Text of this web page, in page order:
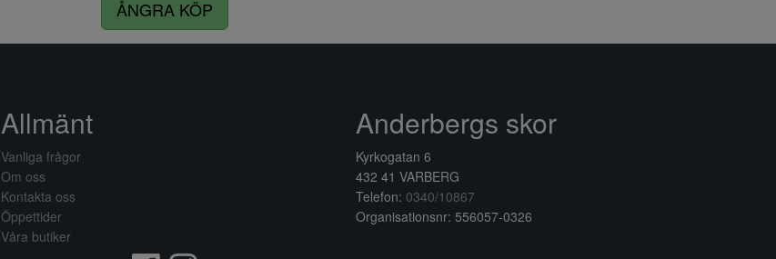
ÅNGRA KÖP
Allmänt
Vanliga frågor
Om oss
Kontakta oss
Öppettider
Våra butiker
Anderbergs skor
Kyrkogatan 6
432 41 VARBERG
Telefon: 0340/10867
Organisationsnr: 556057-0326